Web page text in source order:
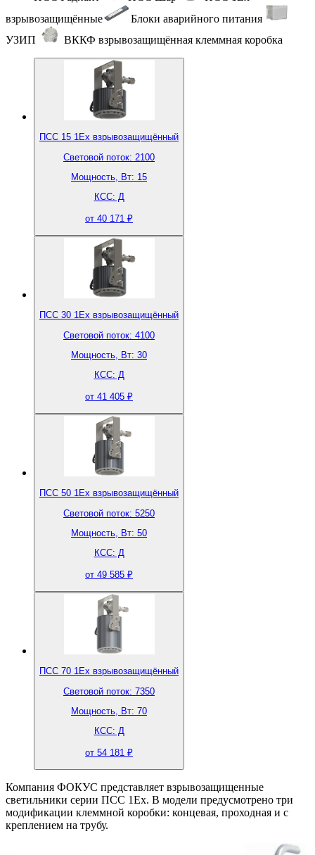
взрывозащищённые
Блоки аварийного питания
УЗИП
ВККФ взрывозащищённая клеммная коробка
ПСС 15 1Ex взрывозащищённый
Световой поток: 2100
Мощность, Вт: 15
КСС: Д
от 40 171 ₽
ПСС 30 1Ex взрывозащищённый
Световой поток: 4100
Мощность, Вт: 30
КСС: Д
от 41 405 ₽
ПСС 50 1Ex взрывозащищённый
Световой поток: 5250
Мощность, Вт: 50
КСС: Д
от 49 585 ₽
ПСС 70 1Ex взрывозащищённый
Световой поток: 7350
Мощность, Вт: 70
КСС: Д
от 54 181 ₽
Компания ФОКУС представляет взрывозащищенные
светильники серии ПСС 1Ex. В модели предусмотрено три
модификации клеммной коробки: концевая, проходная и с
креплением на трубу.